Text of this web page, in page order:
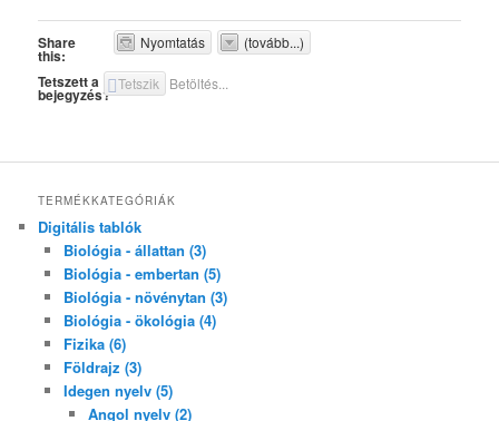
Share
this:
Nyomtatás (tovább...)
Tetszett a
bejegyzés?
Tetszik Betöltés...
TERMÉKKATEGÓRIÁK
Digitális tablók
Biológia - állattan (3)
Biológia - embertan (5)
Biológia - növénytan (3)
Biológia - ökológia (4)
Fizika (6)
Földrajz (3)
Idegen nyelv (5)
Angol nyelv (2)